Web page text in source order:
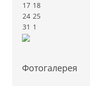
17 18
24 25
31 1
Фотогалерея